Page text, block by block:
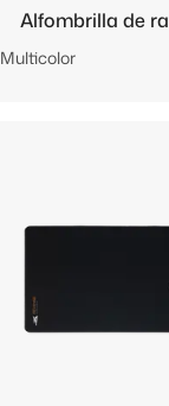
Alfombrilla de
Multicolor